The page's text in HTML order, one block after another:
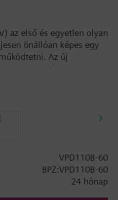
az első és egyetlen olyan
önállóan képes egy
Az új
köszönhetően, 2
A
biztosít.
rendszer kialakítását
a rendszeren belüli
További
VPD110B-60
BPZ:VPD110B-60
24 hónap